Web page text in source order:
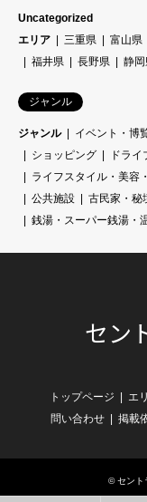
Uncategorized
エリア
三重県 富山県
福井県
長野県 静
ジャンル
ジャンル イベント・博
ショッピング
ドライ
ライフスタイル・美容
公共施設
古民家・秘
銭湯・スーパー銭湯・
セン
トップページ エ
問い合わせ
掲載
©セント